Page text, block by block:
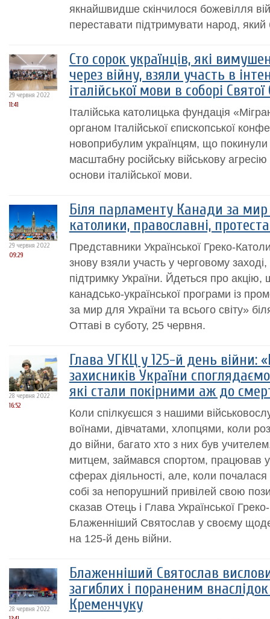
якнайшвидше скінчилося божевілля
переставати підтримувати народ,
29 червня 2022
11:41
Сто сорок українців, які
через війну, взяли участь в
італійської мови в соборі
Італійська католицька фундація
органом Італійської єпископської
новоприбулим українцям, що покинули
масштабну російську військову
основи італійської мови.
29 червня 2022
09:29
Біля парламенту Канади за
католики, православні,
Представники Української Греко-
знову взяли участь у черговому
підтримку України. Йдеться про
канадсько-української програми із
за мир для України та всього світу»
Оттаві в суботу, 25 червня.
28 червня 2022
16:52
Глава УГКЦ у 125-й день війни:
захисників України
які стали покірними аж до
Коли спілкуєшся з нашими
воїнами, дівчатами, хлопцями, коли
до війни, багато хто з них був
митцем, займався спортом, працював у
сферах діяльності, але, коли
собі за непорушний привілей свою
сказав Отець і Глава Української
Блаженніший Святослав у своєму
на 125-й день війни.
28 червня 2022
Блаженніший Святослав
загиблих і пораненим
Кременчуку